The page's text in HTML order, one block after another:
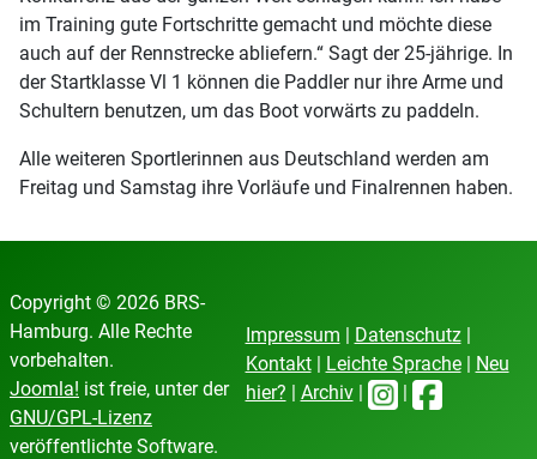
im Training gute Fortschritte gemacht und möchte diese
auch auf der Rennstrecke abliefern.“ Sagt der 25-jährige. In
der Startklasse Vl 1 können die Paddler nur ihre Arme und
Schultern benutzen, um das Boot vorwärts zu paddeln.
Alle weiteren Sportlerinnen aus Deutschland werden am
Freitag und Samstag ihre Vorläufe und Finalrennen haben.
Copyright © 2026 BRS-
Hamburg. Alle Rechte
vorbehalten.
Joomla! ist freie, unter der
GNU/GPL-Lizenz
veröffentlichte Software.
Impressum Datenschutz|
Kontakt| Leichte Sprache|
Neu
hier?
Archiv|